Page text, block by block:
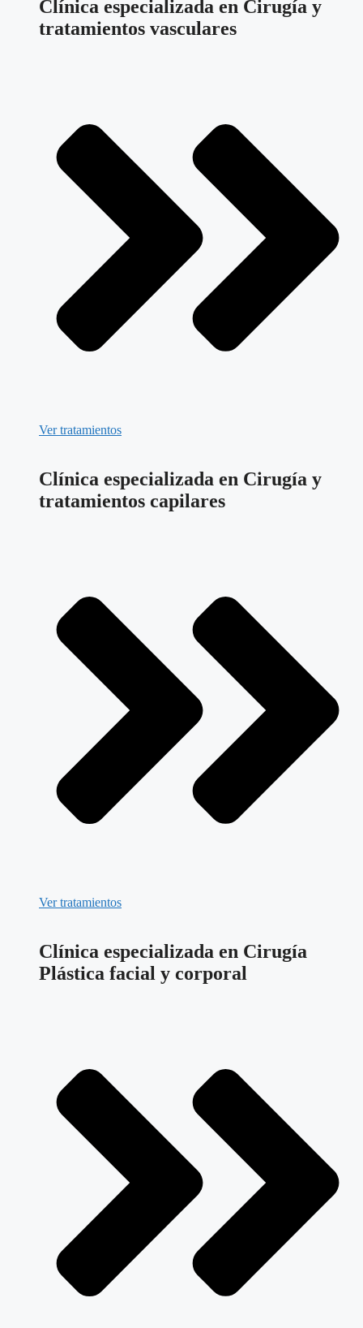
Clínica especializada en Cirugía y
tratamientos vasculares
Ver tratamientos
Clínica especializada en Cirugía y
tratamientos capilares
Ver tratamientos
Clínica especializada en Cirugía
Plástica facial y corporal